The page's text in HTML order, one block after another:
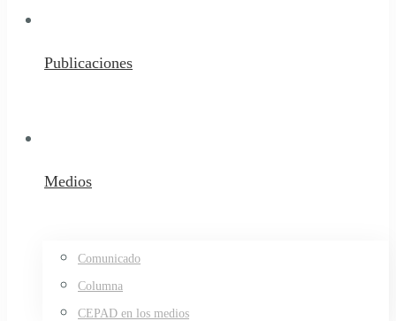
Publicaciones
Medios
Comunicado
Columna
CEPAD en los medios